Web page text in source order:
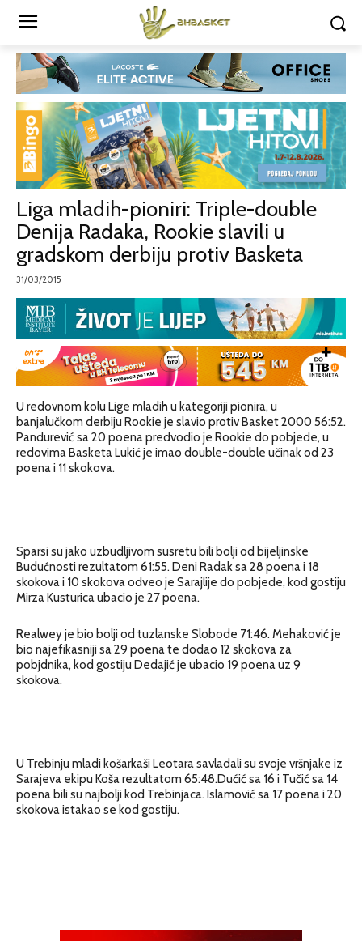
Liga mladih-pioniri: Triple-double
Denija Radaka, Rookie slavili u
gradskom derbiju protiv Basketa
31/03/2015
U redovnom kolu Lige mladih u kategoriji pionira, u
banjalučkom derbiju Rookie je slavio protiv Basket 2000 56:52.
Pandurević sa 20 poena predvodio je Rookie do pobjede, u
redovima Basketa Lukić je imao double-double učinak od 23
poena i 11 skokova.
Sparsi su jako uzbudljivom susretu bili bolji od bijeljinske
Budućnosti rezultatom 61:55. Deni Radak sa 28 poena i 18
skokova i 10 skokova odveo je Sarajlije do pobjede, kod gostiju
Mirza Kusturica ubacio je 27 poena.
Realwey je bio bolji od tuzlanske Slobode 71:46. Mehaković je
bio najefikasniji sa 29 poena te dodao 12 skokova za
pobjdnika, kod gostiju Dedajić je ubacio 19 poena uz 9
skokova.
U Trebinju mladi košarkaši Leotara savladali su svoje vršnjake iz
Sarajeva ekipu Koša rezultatom 65:48.Dućić sa 16 i Tučić sa 14
poena bili su najbolji kod Trebinjaca. Islamović sa 17 poena i 20
skokova istakao se kod gostiju.